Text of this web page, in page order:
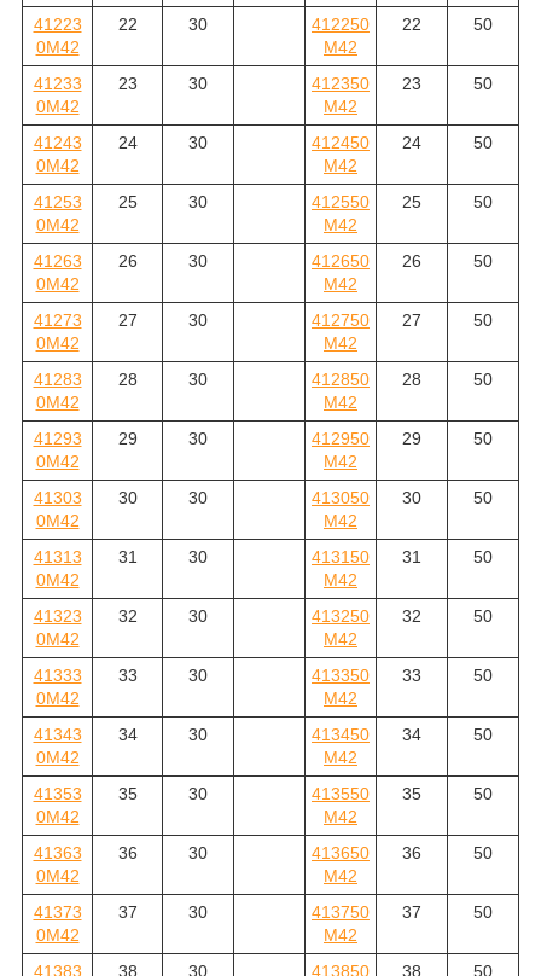
41223
0M42
22 30
412250
M42
22 50
41233
0M42
23 30
412350
M42
23 50
41243
0M42
24 30
412450
M42
24 50
41253
0M42
25 30
412550
M42
25 50
41263
0M42
26 30
412650
M42
26 50
41273
0M42
27 30
412750
M42
27 50
41283
0M42
28 30
412850
M42
28 50
41293
0M42
29 30
412950
M42
29 50
41303
0M42
30 30
413050
M42
30 50
41313
0M42
31 30
413150
M42
31 50
41323
0M42
32 30
413250
M42
32 50
41333
0M42
33 30
413350
M42
33 50
41343
0M42
34 30
413450
M42
34 50
41353
0M42
35 30
413550
M42
35 50
41363
0M42
36 30
413650
M42
36 50
41373
0M42
37 30
413750
M42
37 50
41383 38 30 413850 38 50